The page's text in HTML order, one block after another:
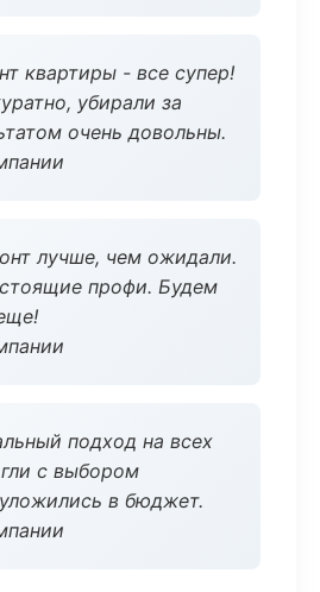
квартиры - все супер!
убирали за
очень довольны.
лучше, чем ожидали.
профи. Будем
подход на всех
с выбором
в бюджет.